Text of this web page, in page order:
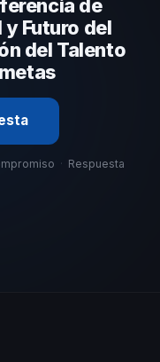
criterios.
de
Futuro del
del Talento
· Respuesta